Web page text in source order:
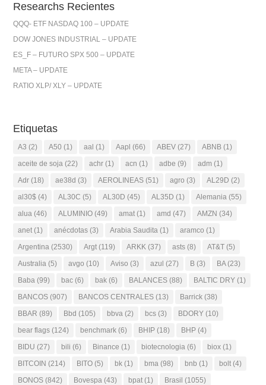
Researchs Recientes
QQQ- ETF NASDAQ 100 – UPDATE
DOW JONES INDUSTRIAL – UPDATE
ES_F – FUTURO SPX 500 – UPDATE
META – UPDATE
RATIO XLP/ XLY – UPDATE
Etiquetas
A3 (2) A50 (1) aal (1) Aapl (66) ABEV (27) ABNB (1)
aceite de soja (22) achr (1) acn (1) adbe (9) adm (1)
Adr (18) ae38d (3) AEROLINEAS (51) agro (3) AL29D (2)
al30$ (4) AL30C (5) AL30D (45) AL35D (1) Alemania (55)
alua (46) ALUMINIO (49) amat (1) amd (47) AMZN (34)
anet (1) anécdotas (3) Arabia Saudita (1) aramco (1)
Argentina (2530) Argt (119) ARKK (37) asts (8) AT&T (5)
Australia (5) avgo (10) Aviso (3) azul (27) B (3) BA(23)
Baba (99) bac (6) bak (6) BALANCES (88) BALTIC DRY (1)
BANCOS (907) BANCOS CENTRALES (13) Barrick (38)
BBAR (89) Bbd (105) bbva (2) bcs (3) BDORY (10)
bear flags (124) benchmark (6) BHIP (18) BHP (4)
BIDU (27) bili (6) Binance (1) biotecnologia (6) biox (1)
BITCOIN (214) BITO (5) bk (1) bma (98) bnb (1) bolt (4)
BONOS (842) Bovespa (43) bpat (1) Brasil (1055)